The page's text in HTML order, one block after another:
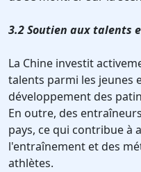
3.2 Soutien aux talents
La Chine investit
talents parmi les jeunes
développement des
En outre, des
pays, ce qui contribue à
l'entraînement et des
athlètes.